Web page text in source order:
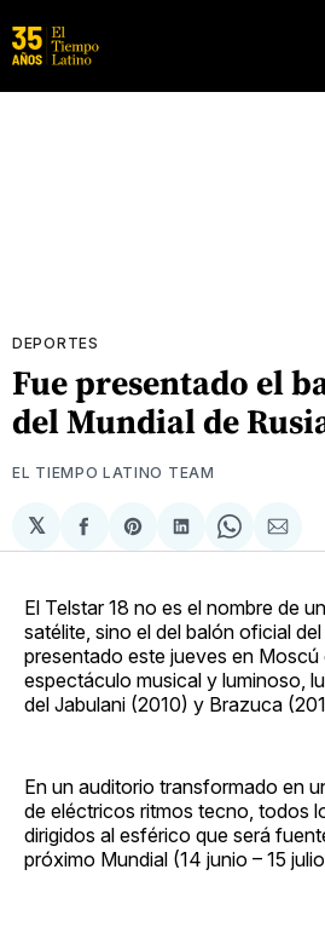
DEPORTES
Fue presentado el
del Mundial de
EL TIEMPO LATINO TEAM
𝕏
Compartir
en
Share
on
Compartir
en
Share
on
via
El Telstar 18 no es el nombre de
satélite, sino el del balón oficial del
presentado este jueves en Moscú
espectáculo musical y luminoso,
del Jabulani (2010) y Brazuca
En un auditorio transformado en
de eléctricos ritmos tecno, todos
dirigidos al esférico que será
próximo Mundial (14 junio – 15